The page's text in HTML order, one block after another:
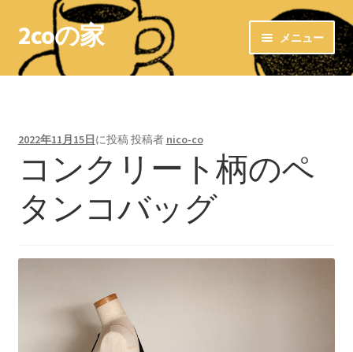
ナ
ビ
ゲ
ン
へ
キ
ッ
コ
ン
テ
ス
キ
プ
2coの家 メニュー
ホーム
お気に入りショップ
＊布ナプキン＊
＊＊ 防水ホルダー ＊＊
2022年11月15日に投稿投稿者 nico-co
コンクリート柄のペ
タンコバッグ